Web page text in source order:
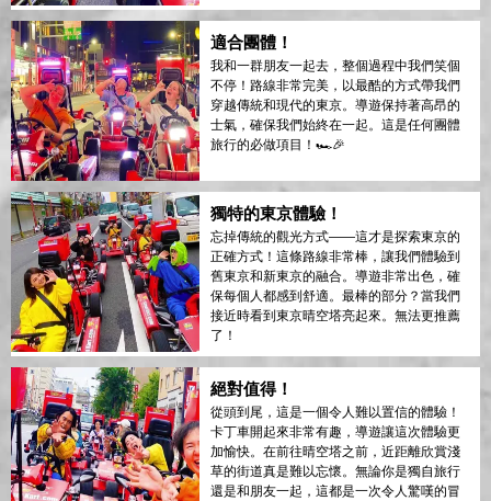
適合團體！
我和一群朋友一起去，整個過程中我們笑個
不停！路線非常完美，以最酷的方式帶我們
穿越傳統和現代的東京。導遊保持著高昂的
士氣，確保我們始終在一起。這是任何團體
旅行的必做項目！🏎️🎉
獨特的東京體驗！
忘掉傳統的觀光方式——這才是探索東京的
正確方式！這條路線非常棒，讓我們體驗到
舊東京和新東京的融合。導遊非常出色，確
保每個人都感到舒適。最棒的部分？當我們
接近時看到東京晴空塔亮起來。無法更推薦
了！
絕對值得！
從頭到尾，這是一個令人難以置信的體驗！
卡丁車開起來非常有趣，導遊讓這次體驗更
加愉快。在前往晴空塔之前，近距離欣賞淺
草的街道真是難以忘懷。無論你是獨自旅行
還是和朋友一起，這都是一次令人驚嘆的冒